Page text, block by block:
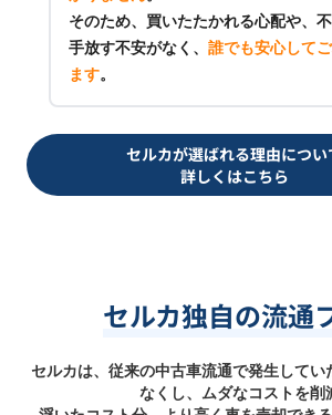
そのため、買いたたかれる心配や、
手放す不安がなく、 誰でも安心して
ます。
セルカが選ばれる理由につい
詳しくはこちら
セルカ独自の流通
セルカは、従来の中古車流通で発生してい
なくし、ムダなコストを削